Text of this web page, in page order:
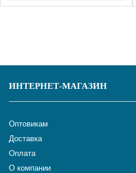
ИНТЕРНЕТ-МАГАЗИН
Оптовикам
Доставка
Оплата
О компании